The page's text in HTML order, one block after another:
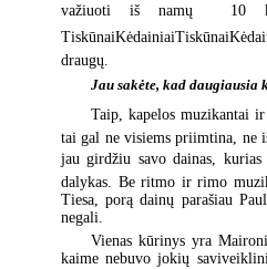
važiuoti iš namų  10
draugų.
Jau sakėte, kad daugiausia
Taip, kapelos muzikantai
tai gal ne visiems priimtina, ne
jau girdžiu savo dainas, kurias
dalykas. Be ritmo ir rimo
Tiesa, porą dainų parašiau
negali.
Vienas kūrinys yra
kaime nebuvo jokių